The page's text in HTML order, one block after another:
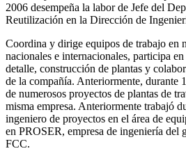
2006 desempeña la labor de Jefe del
Reutilización en la Dirección de
Coordina y dirige equipos de trabajo en
nacionales e internacionales, participa
detalle, construcción de plantas y
de la compañía. Anteriormente, durante
de numerosos proyectos de plantas de
misma empresa. Anteriormente trabajó
ingeniero de proyectos en el área de
en PROSER, empresa de ingeniería del
FCC.